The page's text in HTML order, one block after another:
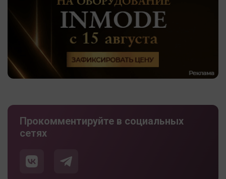
Прокомментируйте в социальных
сетях